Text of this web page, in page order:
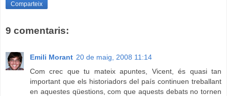
Comparteix
9 comentaris:
Emili Morant 20 de maig, 2008 11:14
Com crec que tu mateix apuntes, Vicent, és quasi tan
important que els historiadors del país continuen treballant
en aquestes qüestions, com que aquests debats no tornen